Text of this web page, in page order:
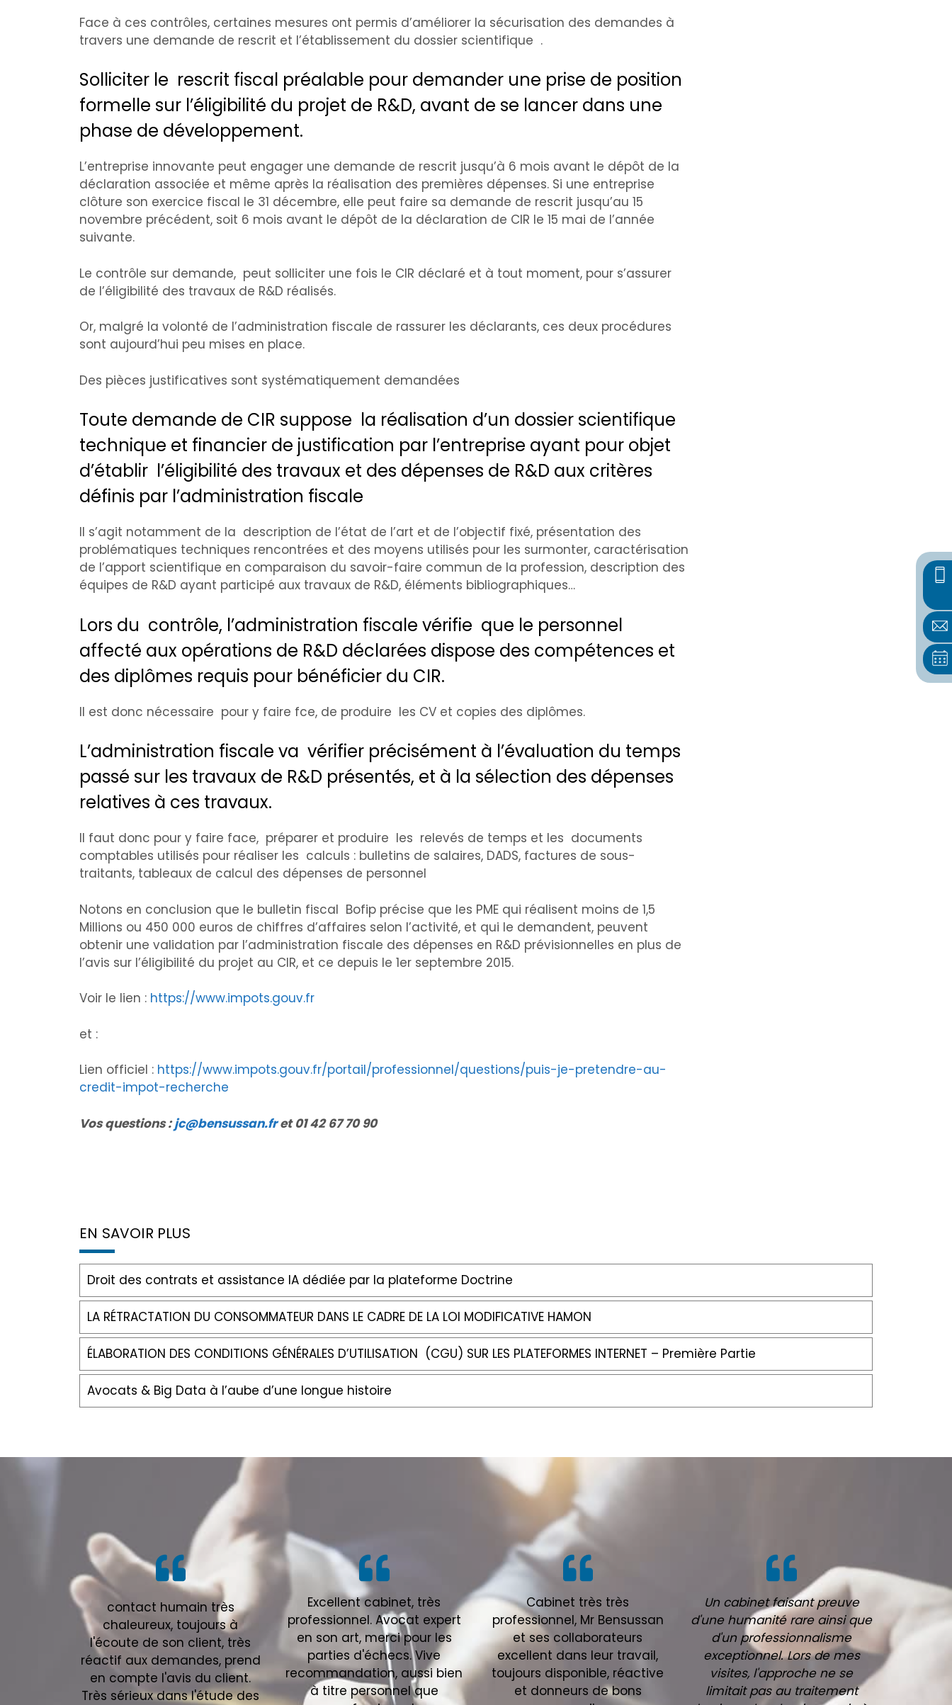
Face à ces contrôles, certaines mesures ont permis d’améliorer la sécurisation des demandes à
travers une demande de rescrit et l’établissement du dossier scientifique .
Solliciter le rescrit fiscal préalable pour demander une prise de position
formelle sur l’éligibilité du projet de R&D, avant de se lancer dans une
phase de développement.
L’entreprise innovante peut engager une demande de rescrit jusqu’à 6 mois avant le dépôt de la
déclaration associée et même après la réalisation des premières dépenses. Si une entreprise
clôture son exercice fiscal le 31 décembre, elle peut faire sa demande de rescrit jusqu’au 15
novembre précédent, soit 6 mois avant le dépôt de la déclaration de CIR le 15 mai de l’année
suivante.
Le contrôle sur demande, peut solliciter une fois le CIR déclaré et à tout moment, pour s’assurer
de l’éligibilité des travaux de R&D réalisés.
Or, malgré la volonté de l’administration fiscale de rassurer les déclarants, ces deux procédures
sont aujourd’hui peu mises en place.
Des pièces justificatives sont systématiquement demandées
Toute demande de CIR suppose la réalisation d’un dossier scientifique
technique et financier de justification par l’entreprise ayant pour objet
d’établir l’éligibilité des travaux et des dépenses de R&D aux critères
définis par l’administration fiscale
Il s’agit notamment de la description de l’état de l’art et de l’objectif fixé, présentation des
problématiques techniques rencontrées et des moyens utilisés pour les surmonter, caractérisation
de l’apport scientifique en comparaison du savoir-faire commun de la profession, description des
équipes de R&D ayant participé aux travaux de R&D, éléments bibliographiques…
Lors du contrôle, l’administration fiscale vérifie que le personnel
affecté aux opérations de R&D déclarées dispose des compétences et
des diplômes requis pour bénéficier du CIR.
Il est donc nécessaire pour y faire fce, de produire les CV et copies des diplômes.
L’administration fiscale va vérifier précisément à l’évaluation du temps
passé sur les travaux de R&D présentés, et à la sélection des dépenses
relatives à ces travaux.
Il faut donc pour y faire face, préparer et produire les relevés de temps et les documents
comptables utilisés pour réaliser les calculs : bulletins de salaires, DADS, factures de sous-
traitants, tableaux de calcul des dépenses de personnel
Notons en conclusion que le bulletin fiscal Bofip précise que les PME qui réalisent moins de 1,5
Millions ou 450 000 euros de chiffres d’affaires selon l’activité, et qui le demandent, peuvent
obtenir une validation par l’administration fiscale des dépenses en R&D prévisionnelles en plus de
l’avis sur l’éligibilité du projet au CIR, et ce depuis le 1er septembre 2015.
Voir le lien : https://www.impots.gouv.fr
et :
Lien officiel : https://www.impots.gouv.fr/portail/professionnel/questions/puis-je-pretendre-au-
credit-impot-recherche
Vos questions :jc@bensussan.fret 01 42 67 70 90
EN SAVOIR PLUS
Droit des contrats et assistance IA dédiée par la plateforme Doctrine
LA RÉTRACTATION DU CONSOMMATEUR DANS LE CADRE DE LA LOI MODIFICATIVE HAMON
ÉLABORATION DES CONDITIONS GÉNÉRALES D’UTILISATION (CGU) SUR LES PLATEFORMES INTERNET – Première Partie
Avocats & Big Data à l’aube d’une longue histoire
contact humain très
chaleureux, toujours à
l'écoute de son client, très
réactif aux demandes, prend
en compte l'avis du client.
Très sérieux dans l'étude des
Excellent cabinet, très
professionnel. Avocat expert
en son art, merci pour les
parties d'échecs. Vive
recommandation, aussi bien
à titre personnel que
Cabinet très très
professionnel, Mr Bensussan
et ses collaborateurs
excellent dans leur travail,
toujours disponible, réactive
et donneurs de bons
Un cabinet faisant preuve
d'une humanité rare ainsi que
d'un professionnalisme
exceptionnel. Lors de mes
visites, l'approche ne se
limitait pas au traitement